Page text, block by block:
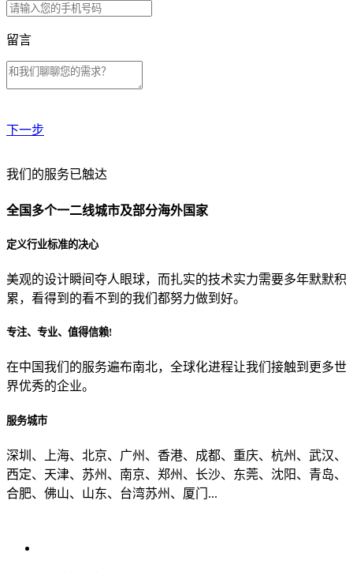
留言
下一步
贵公司预算范围是？
贵公司的团队规模是？
目前主要的营销渠道是？
我们的服务已触达
全国多个一二线城市及部分海外国家
定义行业标准的决心
美观的设计瞬间夺人眼球，而扎实的技术实力需要多年默默积
累，看得到的看不到的我们都努力做到好。
专注、专业、值得信赖!
在中国我们的服务遍布南北，全球化进程让我们接触到更多世
界优秀的企业。
服务城市
深圳、上海、北京、广州、香港、成都、重庆、杭州、武汉、
西定、天津、苏州、南京、郑州、长沙、东莞、沈阳、青岛、
合肥、佛山、山东、台湾苏州、厦门...